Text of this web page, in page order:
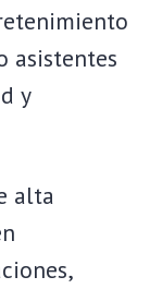
asistentes
y
alta